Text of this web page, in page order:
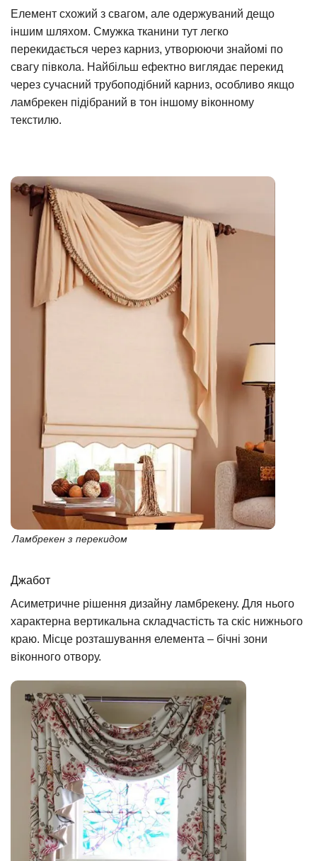
Елемент схожий з свагом, але одержуваний дещо
іншим шляхом. Смужка тканини тут легко
перекидається через карниз, утворюючи знайомі по
свагу півкола. Найбільш ефектно виглядає перекид
через сучасний трубоподібний карниз, особливо якщо
ламбрекен підібраний в тон іншому віконному
текстилю.
Ламбрекен з перекидом
Джабот
Асиметричне рішення дизайну ламбрекену. Для нього
характерна вертикальна складчастість та скіс нижнього
краю. Місце розташування елемента – бічні зони
віконного отвору.